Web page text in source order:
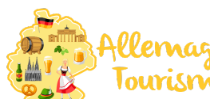
contenu